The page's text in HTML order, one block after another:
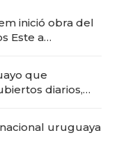
inició obra del
Este a
que
diarios,
uruguaya